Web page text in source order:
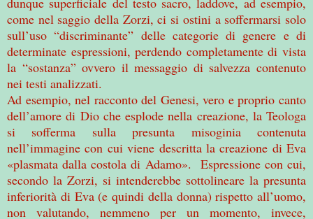
come nel saggio della Zorzi, ci si ostini a soffermarsi solo
sull’uso “discriminante” delle categorie di genere e di
determinate espressioni, perdendo completamente di vista
la “sostanza” ovvero il messaggio di salvezza contenuto
nei testi analizzati.
Ad esempio, nel racconto del Genesi, vero e proprio canto
dell’amore di Dio che esplode nella creazione, la Teologa
si sofferma sulla presunta misoginia contenuta
nell’immagine con cui viene descritta la creazione di Eva
«plasmata dalla costola di Adamo». Espressione con cui,
secondo la Zorzi, si intenderebbe sottolineare la presunta
inferiorità di Eva (e quindi della donna) rispetto all’uomo,
non valutando, nemmeno per un momento, invece,